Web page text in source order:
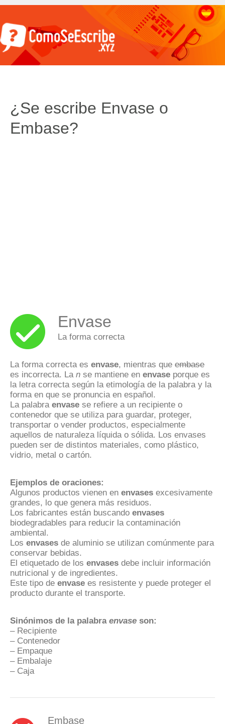
¿Se escribe Envase o
Embase?
Envase
La forma correcta
La forma correcta es envase, mientras que embase
es incorrecta. La n se mantiene en envase porque es
la letra correcta según la etimología de la palabra y la
forma en que se pronuncia en español.
La palabra envase se refiere a un recipiente o
contenedor que se utiliza para guardar, proteger,
transportar o vender productos, especialmente
aquellos de naturaleza líquida o sólida. Los envases
pueden ser de distintos materiales, como plástico,
vidrio, metal o cartón.
Ejemplos de oraciones:
Algunos productos vienen en envases excesivamente
grandes, lo que genera más residuos.
Los fabricantes están buscando envases
biodegradables para reducir la contaminación
ambiental.
Los envases de aluminio se utilizan comúnmente para
conservar bebidas.
El etiquetado de los envases debe incluir información
nutricional y de ingredientes.
Este tipo de envase es resistente y puede proteger el
producto durante el transporte.
Sinónimos de la palabra envase son:
– Recipiente
– Contenedor
– Empaque
– Embalaje
– Caja
Embase